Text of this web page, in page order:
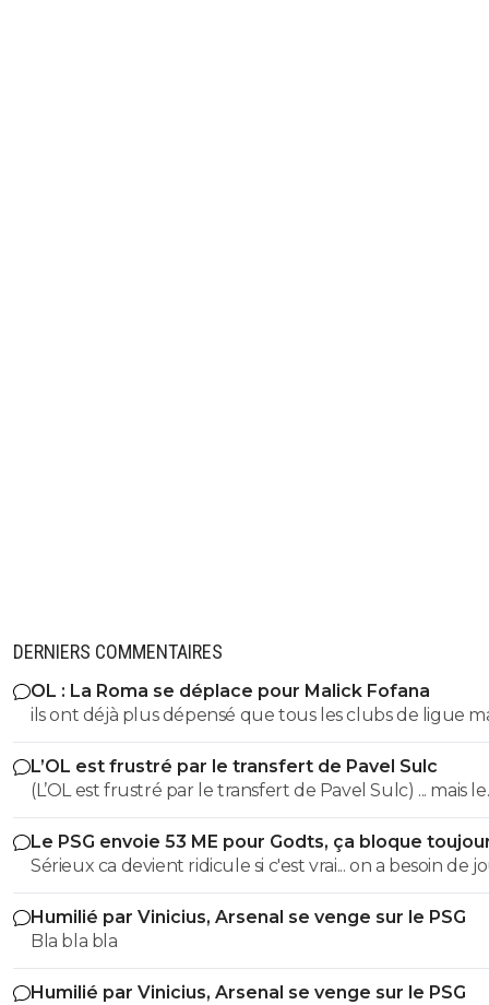
DERNIERS COMMENTAIRES
OL : La Roma se déplace pour Malick Fofana
ils ont déjà plus dépensé que tous les clubs de ligue
réunis hors quatar.. ils veulent juste profitez au
des clubs qui sont beaucoup plus mal lotis qu'eux
du plus fort tout simplement..
L’OL est frustré par le transfert de Pavel Sulc
(L’OL est frustré par le transfert de Pavel Sulc) ... mais le
public aussi commence a être frustré ... la vente de ces
"excellents" joueurs dont fait partie Pavel Sulc ... pour
récupérer quoi ? qui? À un moment donné il faudra
arriver a construire dans le long terme... et avec ,
avec , une équipe régulière ça finira par payer, mais là pour
l'instant, ???
Le PSG envoie 53 ME pour Godts, ça bloque
Sérieux ca devient ridicule si c'est vrai... on a besoin de
pour la supercoupe ! sérieux a 5 ou 7M€ pres, go !!
Humilié par Vinicius, Arsenal se venge sur le PSG
Bla bla bla
Humilié par Vinicius, Arsenal se venge sur le PSG